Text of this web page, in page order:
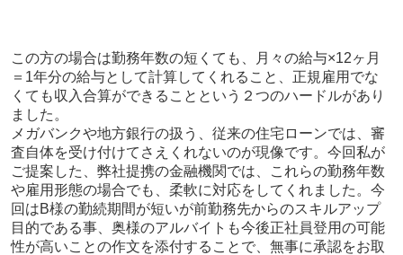
この方の場合は勤務年数の短くても、月々の給与×12ヶ月
＝1年分の給与として計算してくれること、正規雇用でな
くても収入合算ができることという２つのハードルがあり
ました。
メガバンクや地方銀行の扱う、従来の住宅ローンでは、審
査自体を受け付けてさえくれないのが現像です。今回私が
ご提案した、弊社提携の金融機関では、これらの勤務年数
や雇用形態の場合でも、柔軟に対応をしてくれました。今
回はB様の勤続期間が短いが前勤務先からのスキルアップ
目的である事、奥様のアルバイトも今後正社員登用の可能
性が高いことの作文を添付することで、無事に承認をお取